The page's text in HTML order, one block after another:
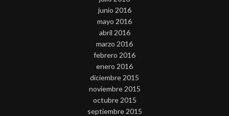
junio 2016
mayo 2016
abril 2016
marzo 2016
febrero 2016
enero 2016
diciembre 2015
noviembre 2015
octubre 2015
septiembre 2015